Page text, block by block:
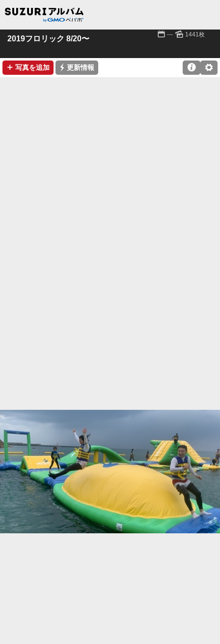
2019フロリック 8/20〜 📅 --- 🌄 1441枚
➕ 写真を追加 ⚡ 更新情報 ⚙
